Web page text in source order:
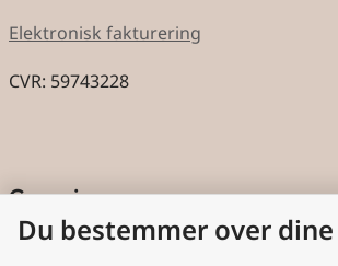
Elektronisk fakturering
CVR: 59743228
Genveje
Cookies
Du bestemmer over